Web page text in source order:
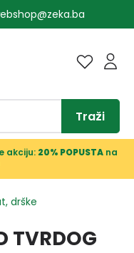
Traži
akciju: 20% POPUSTAna
drške
TVRDOG